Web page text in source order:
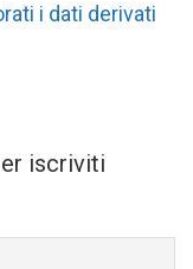
i dati derivati
iscriviti